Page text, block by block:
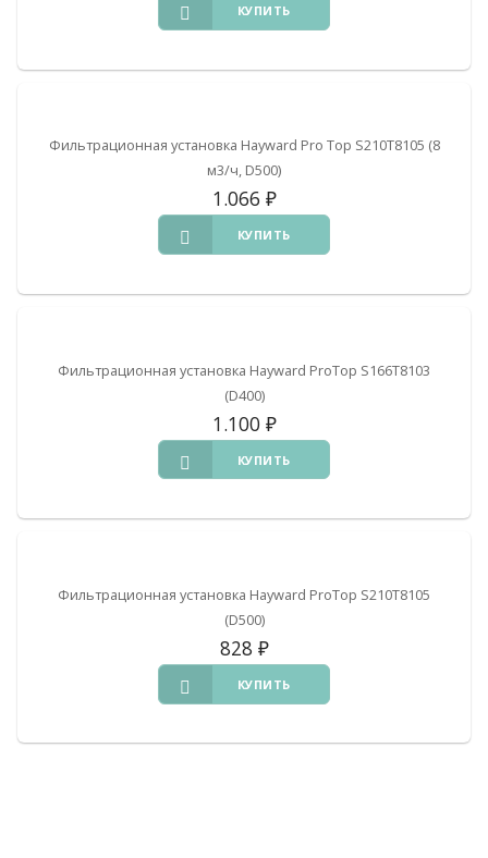
КУПИТЬ
Фильтрационная установка Hayward Pro Top S210T8105 (8
м3/ч, D500)
1.066 ₽
КУПИТЬ
Фильтрационная установка Hayward ProTop S166T8103
(D400)
1.100 ₽
КУПИТЬ
Фильтрационная установка Hayward ProTop S210T8105
(D500)
828 ₽
КУПИТЬ